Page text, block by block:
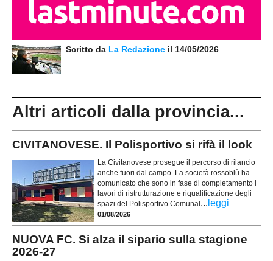
Scritto da La Redazione il 14/05/2026
Altri articoli dalla provincia...
CIVITANOVESE. Il Polisportivo si rifà il look
La Civitanovese prosegue il percorso di rilancio
anche fuori dal campo. La società rossoblù ha
comunicato che sono in fase di completamento i
lavori di ristrutturazione e riqualificazione degli
spazi del Polisportivo Comunal... leggi
01/08/2026
NUOVA FC. Si alza il sipario sulla stagione
2026-27